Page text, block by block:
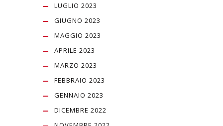
LUGLIO 2023
GIUGNO 2023
MAGGIO 2023
APRILE 2023
MARZO 2023
FEBBRAIO 2023
GENNAIO 2023
DICEMBRE 2022